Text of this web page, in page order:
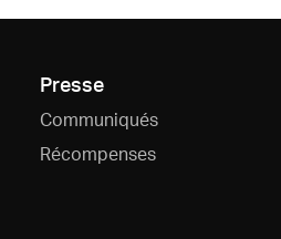
Presse
Communiqués
Récompenses